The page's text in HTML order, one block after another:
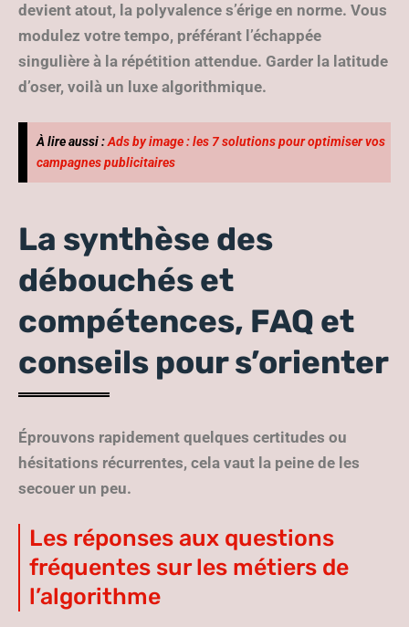
devient atout, la polyvalence s’érige en norme. Vous
modulez votre tempo, préférant l’échappée
singulière à la répétition attendue. Garder la latitude
d’oser, voilà un luxe algorithmique.
À lire aussi :Ads by image : les 7 solutions pour optimiser vos
campagnes publicitaires
La synthèse des
débouchés et
compétences, FAQ et
conseils pour s’orienter
Éprouvons rapidement quelques certitudes ou
hésitations récurrentes, cela vaut la peine de les
secouer un peu.
Les réponses aux questions
fréquentes sur les métiers de
l’algorithme